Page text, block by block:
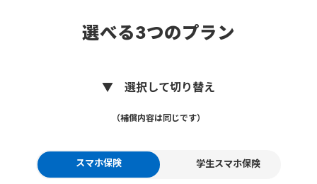
選べる3つのプラン
▼ 選択して切り替え
（補償内容は同じです）
スマホ保険 学生スマホ保険